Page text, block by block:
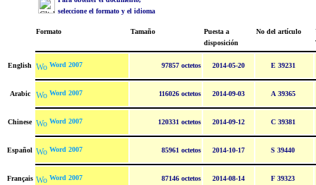
seleccione el formato y el idioma
Formato Tamaño
Puesta a
disposición
No del artículo
English Word 2007 97857 octetos 2014-05-20 E 39231
Arabic Word 2007 116026 octetos 2014-09-03 A 39365
Chinese Word 2007 120331 octetos 2014-09-12 C 39381
Español Word 2007 85961 octetos 2014-10-17 S 39440
Français Word 2007 87146 octetos 2014-08-14 F 39323